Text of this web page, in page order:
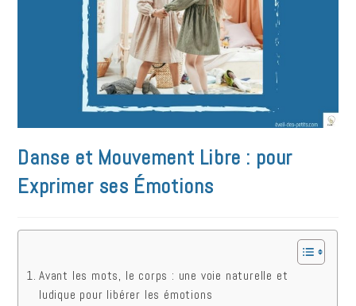
Danse et Mouvement Libre : pour
Exprimer ses Émotions
Avant les mots, le corps : une voie naturelle et
ludique pour libérer les émotions